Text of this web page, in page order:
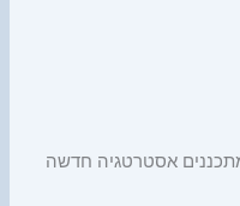
אסטרטגיה חדשה